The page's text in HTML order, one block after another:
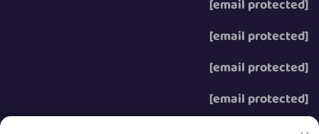
[email protected]
[email protected]
[email protected]
[email protected]